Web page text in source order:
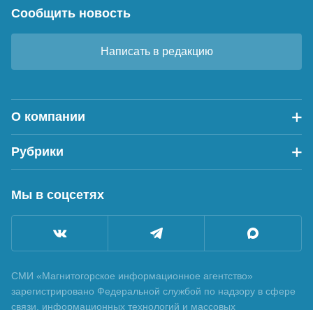
Сообщить новость
Написать в редакцию
О компании
Рубрики
Мы в соцсетях
СМИ «Магнитогорское информационное агентство»
зарегистрировано Федеральной службой по надзору в сфере
связи, информационных технологий и массовых